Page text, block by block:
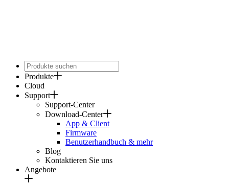
Produkte
Cloud
Support
Support-Center
Download-Center
App & Client
Firmware
Benutzerhandbuch & mehr
Blog
Kontaktieren Sie uns
Angebote